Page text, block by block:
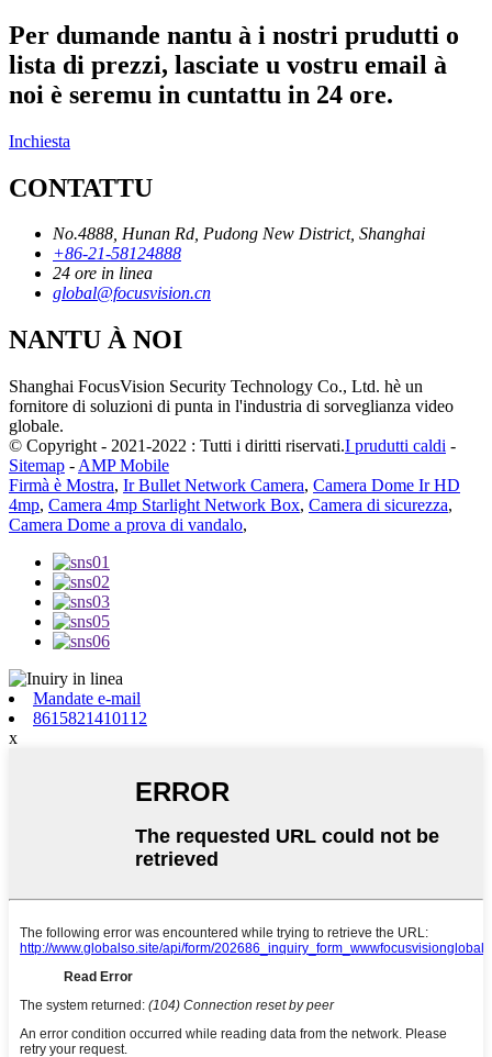
Per dumande nantu à i nostri prudutti o
lista di prezzi, lasciate u vostru email à
noi è seremu in cuntattu in 24 ore.
Inchiesta
CONTATTU
No.4888, Hunan Rd, Pudong New District, Shanghai
+86-21-58124888
24 ore in linea
global@focusvision.cn
NANTU À NOI
Shanghai FocusVision Security Technology Co., Ltd. hè un
fornitore di soluzioni di punta in l'industria di sorveglianza video
globale.
© Copyright - 2021-2022 : Tutti i diritti riservati.I prudutti caldi -
Sitemap - AMP Mobile
Firmà è Mostra, Ir Bullet Network Camera, Camera Dome Ir HD
4mp, Camera 4mp Starlight Network Box, Camera di sicurezza,
Camera Dome a prova di vandalo,
Mandate e-mail
8615821410112
x